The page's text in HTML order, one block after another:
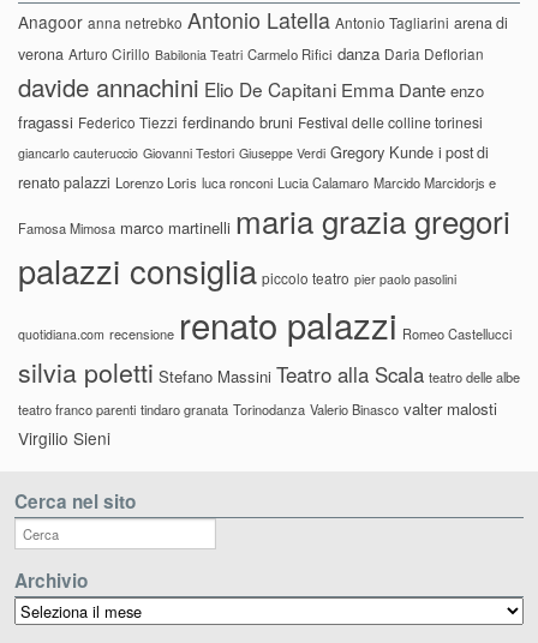
Anagoor anna netrebko Antonio Latella Antonio Tagliarini arena di
verona Arturo Cirillo Babilonia Teatri Carmelo Rifici danza Daria Deflorian
davide annachini Elio De Capitani Emma Dante enzo
fragassi Federico Tiezzi ferdinando bruni Festival delle colline torinesi
giancarlo cauteruccio Giovanni Testori Giuseppe Verdi Gregory Kunde i post di
renato palazzi Lorenzo Loris luca ronconi Lucia Calamaro Marcido Marcidorjs e
Famosa Mimosa marco martinelli maria grazia gregori
palazzi consiglia piccolo teatro pier paolo pasolini
quotidiana.com recensione renato palazzi Romeo Castellucci
silvia poletti Stefano Massini Teatro alla Scala teatro delle albe
teatro franco parenti tindaro granata Torinodanza Valerio Binasco valter malosti
Virgilio Sieni
Cerca nel sito
Archivio
Archivio